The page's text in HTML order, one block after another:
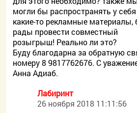
могли бы распространять у себя
какие-то рекламные материалы,
рады провести совместный
розыгрыш! Реально ли это?
Буду благодарна за обратную
номеру 8 9817762676. С
Анна Адиаб.
Лабиринт
26 ноября 2018 11:11:56